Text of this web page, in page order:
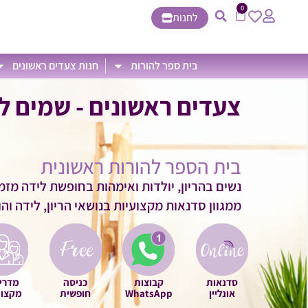
0
לחנות
בית ספר להורות חנות צעדים ראשונים
צעדים ראשונים - שמים
בית הספר להורות ראשונית
נשים בהריון, יולדות ואימהות בחופשת לידה
ממגוון סדנאות מקצועיות בנושאי הריון, לידה
סדנאות
אונליין
קבוצות
WhatsApp
כניסה
חופשית